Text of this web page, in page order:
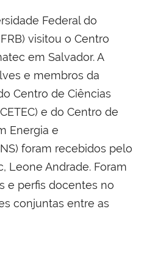
Federal do
visitou o Centro
em Salvador. A
e membros da
Centro de Ciências
e do Centro de
Energia e
foram recebidos pelo
Leone Andrade. Foram
e perfis docentes no
conjuntas entre as